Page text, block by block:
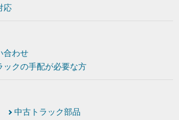
応
合わせ
ックの手配が必要な方
中古トラック部品